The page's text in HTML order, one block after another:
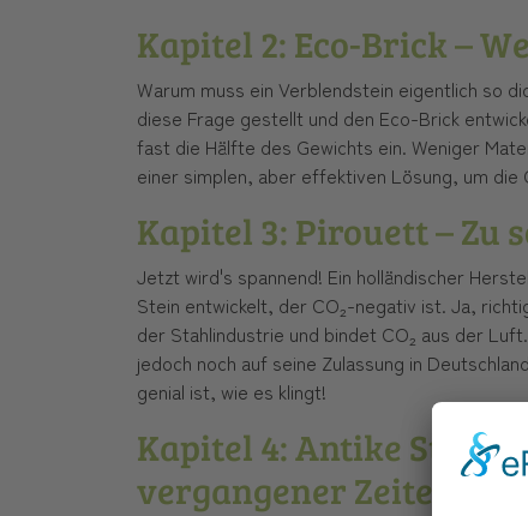
Kapitel 2: Eco-Brick –
Warum muss ein Verblendstein eigentlich so
diese Frage gestellt und den Eco-Brick
fast die Hälfte des Gewichts ein. Weniger
einer simplen, aber effektiven Lösung, um die
Kapitel 3: Pirouett – Zu
Jetzt wird's spannend! Ein holländischer
Stein entwickelt, der CO₂-negativ ist. Ja,
der Stahlindustrie und bindet CO₂ aus der
jedoch noch auf seine Zulassung in
genial ist, wie es klingt!
Kapitel 4: Antike Steine
vergangener Zeiten